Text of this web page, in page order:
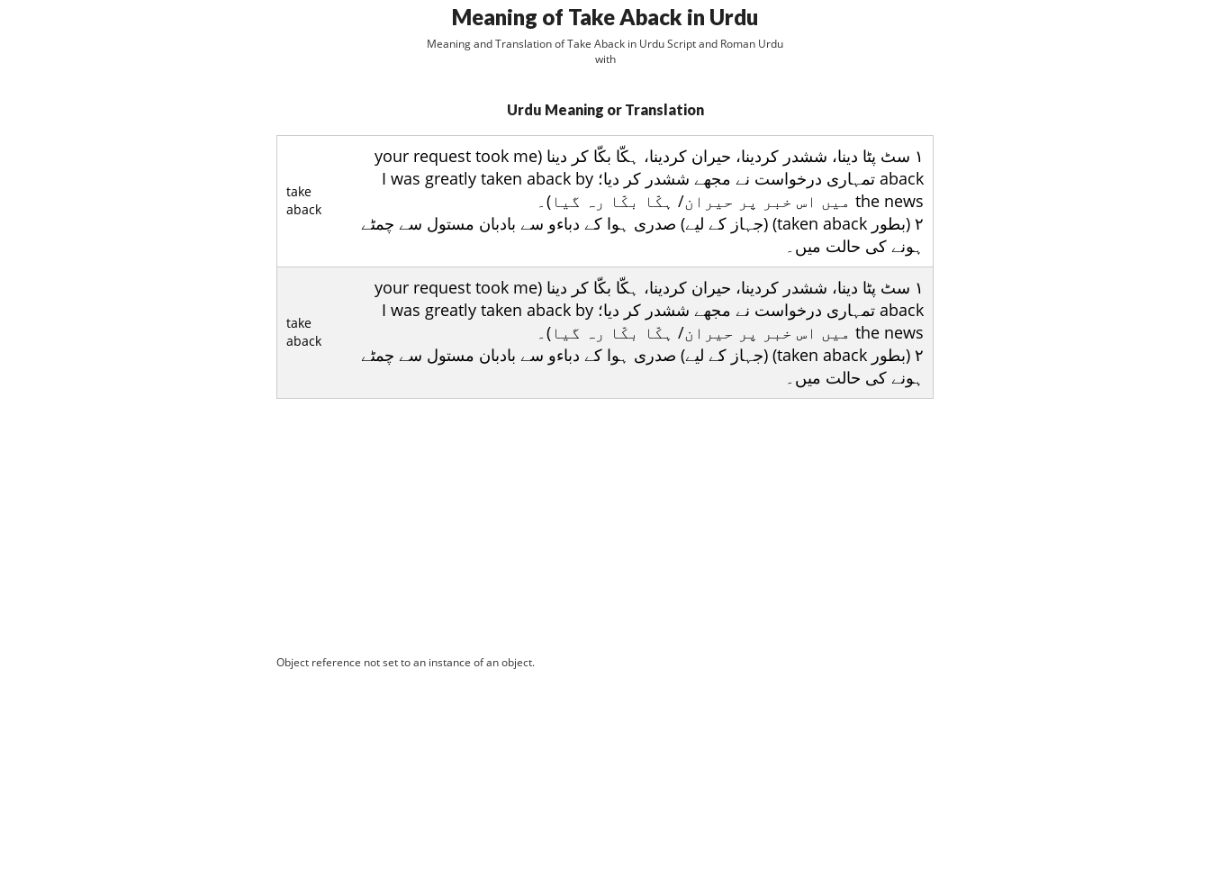
Meaning of Take Aback in Urdu
Meaning and Translation of Take Aback in Urdu Script and Roman Urdu
with
Urdu Meaning or Translation
take
aback
۱ سٹ پٹا دینا، ششدر کردینا، حیران کردینا، ہکّا بکّا کر دینا (your request took me
aback تمہاری درخواست نے مجھے ششدر کر دیا؛ I was greatly taken aback by
the news میں اس خبر پر حیران/ ہکّا بکّا رہ گیا)۔
۲ (بطور taken aback) (جہاز کے لیے) صدری ہوا کے دباءو سے بادبان مستول سے چمٹے
ہونے کی حالت میں۔
take
aback
۱ سٹ پٹا دینا، ششدر کردینا، حیران کردینا، ہکّا بکّا کر دینا (your request took me
aback تمہاری درخواست نے مجھے ششدر کر دیا؛ I was greatly taken aback by
the news میں اس خبر پر حیران/ ہکّا بکّا رہ گیا)۔
۲ (بطور taken aback) (جہاز کے لیے) صدری ہوا کے دباءو سے بادبان مستول سے چمٹے
ہونے کی حالت میں۔
Object reference not set to an instance of an object.